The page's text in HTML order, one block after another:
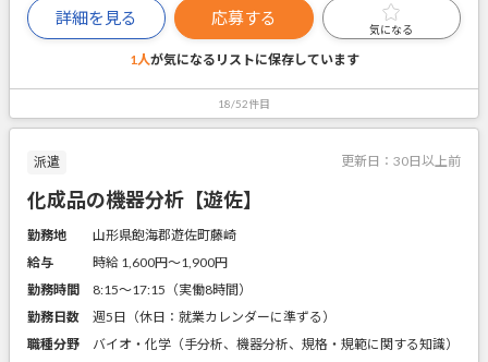
詳細を見る 応募する
気になる
1人が気になるリストに保存しています
18/52件目
派遣 更新日： 30日以上前
化成品の機器分析【遊佐】
勤務地
山形県飽海郡遊佐町藤崎
給与
時給 1,600円〜1,900円
勤務時間
8:15～17:15（実働8時間）
勤務日数
週5日（休日：就業カレンダーに準ずる）
職種分野
バイオ・化学（手分析、機器分析、規格・規範に関する知識）